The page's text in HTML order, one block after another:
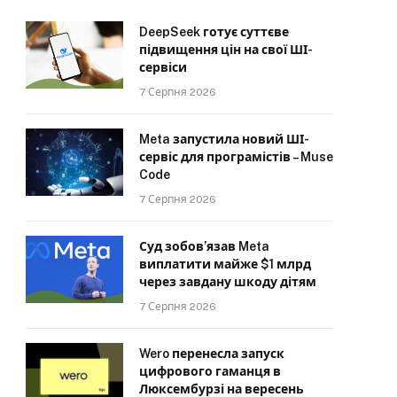
DeepSeek готує суттєве
підвищення цін на свої ШІ-
сервіси
7 Серпня 2026
Meta запустила новий ШІ-
сервіс для програмістів – Muse
Code
7 Серпня 2026
Суд зобов’язав Meta
виплатити майже $1 млрд
через завдану шкоду дітям
7 Серпня 2026
Wero перенесла запуск
цифрового гаманця в
Люксембурзі на вересень